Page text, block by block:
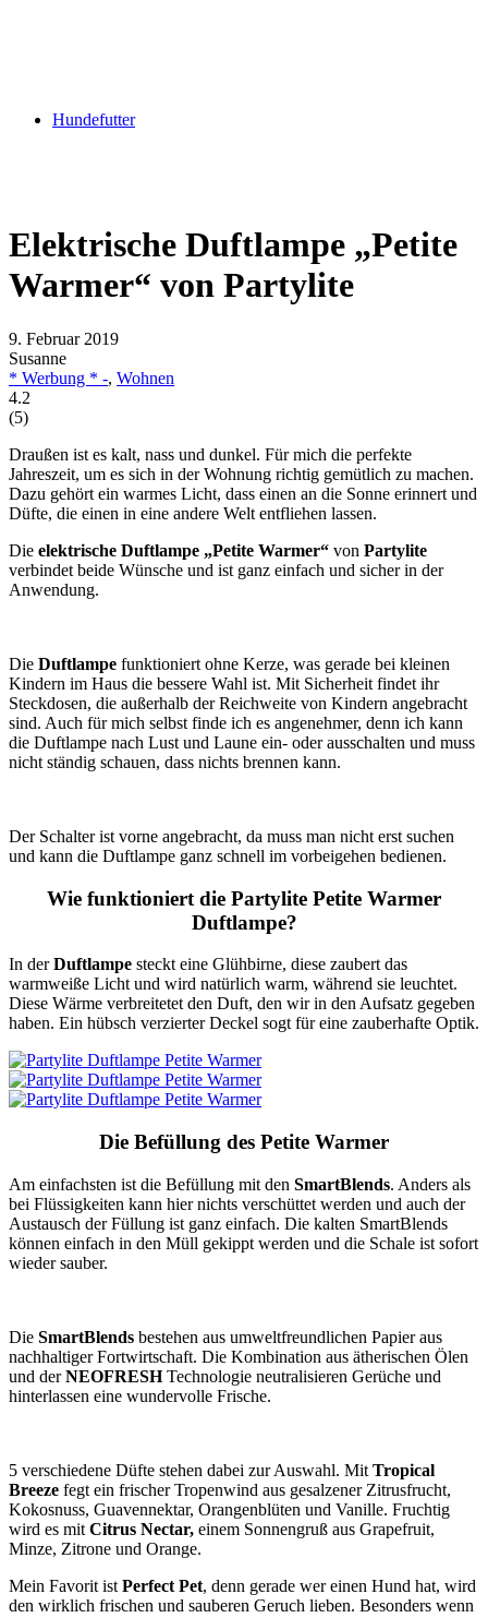
Hundefutter
Elektrische Duftlampe „Petite
Warmer“ von Partylite
9. Februar 2019
Susanne
* Werbung * -, Wohnen
4.2
(5)
Draußen ist es kalt, nass und dunkel. Für mich die perfekte
Jahreszeit, um es sich in der Wohnung richtig gemütlich zu machen.
Dazu gehört ein warmes Licht, dass einen an die Sonne erinnert und
Düfte, die einen in eine andere Welt entfliehen lassen.
Die elektrische Duftlampe „Petite Warmer“ von Partylite
verbindet beide Wünsche und ist ganz einfach und sicher in der
Anwendung.
Die Duftlampe funktioniert ohne Kerze, was gerade bei kleinen
Kindern im Haus die bessere Wahl ist. Mit Sicherheit findet ihr
Steckdosen, die außerhalb der Reichweite von Kindern angebracht
sind. Auch für mich selbst finde ich es angenehmer, denn ich kann
die Duftlampe nach Lust und Laune ein- oder ausschalten und muss
nicht ständig schauen, dass nichts brennen kann.
Der Schalter ist vorne angebracht, da muss man nicht erst suchen
und kann die Duftlampe ganz schnell im vorbeigehen bedienen.
Wie funktioniert die Partylite Petite Warmer
Duftlampe?
In derDuftlampe steckt eine Glühbirne, diese zaubert das
warmweiße Licht und wird natürlich warm, während sie leuchtet.
Diese Wärme verbreitetet den Duft, den wir in den Aufsatz gegeben
haben. Ein hübsch verzierter Deckel sogt für eine zauberhafte Optik.
Die Befüllung des Petite Warmer
Am einfachsten ist die Befüllung mit den SmartBlends. Anders als
bei Flüssigkeiten kann hier nichts verschüttet werden und auch der
Austausch der Füllung ist ganz einfach. Die kalten SmartBlends
können einfach in den Müll gekippt werden und die Schale ist sofort
wieder sauber.
Die SmartBlends bestehen aus umweltfreundlichen Papier aus
nachhaltiger Fortwirtschaft. Die Kombination aus ätherischen Ölen
und derNEOFRESHTechnologie neutralisieren Gerüche und
hinterlassen eine wundervolle Frische.
5 verschiedene Düfte stehen dabei zur Auswahl. Mit Tropical
Breeze fegt ein frischer Tropenwind aus gesalzener Zitrusfrucht,
Kokosnuss, Guavennektar, Orangenblüten und Vanille. Fruchtig
wird es mit Citrus Nectar, einem Sonnengruß aus Grapefruit,
Minze, Zitrone und Orange.
Mein Favorit ist Perfect Pet, denn gerade wer einen Hund hat, wird
den wirklich frischen und sauberen Geruch lieben. Besonders wenn